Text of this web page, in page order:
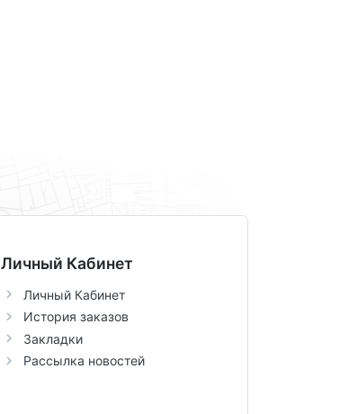
Личный Кабинет
Личный Кабинет
История заказов
Закладки
Рассылка новостей